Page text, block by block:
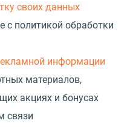
своих данных
с политикой обработки
информации
материалов,
акциях и бонусах
связи